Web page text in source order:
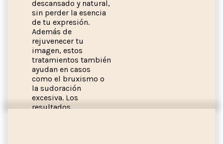
descansado y natural,
sin perder la esencia
de tu expresión.
Además de
rejuvenecer tu
imagen, estos
tratamientos también
ayudan en casos
como el bruxismo o
la sudoración
excesiva. Los
resultados